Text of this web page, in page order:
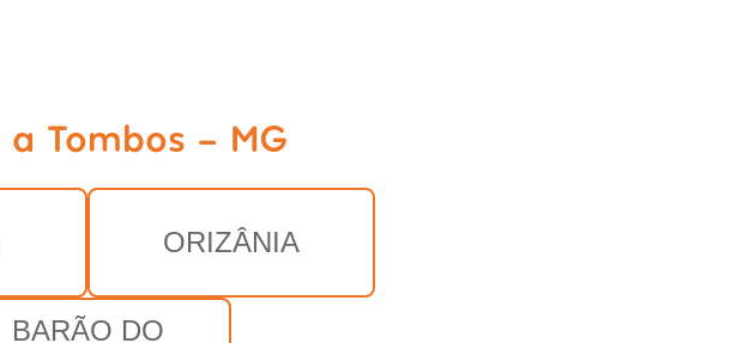
Tombos - MG
ORIZÂNIA
BARÃO DO